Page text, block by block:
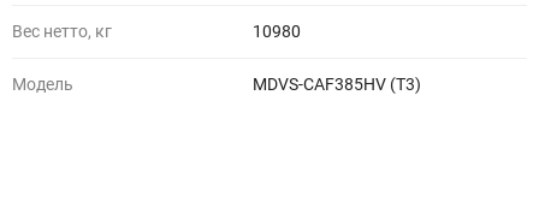
Вес нетто, кг 10980
Модель MDVS-CAF385HV (T3)